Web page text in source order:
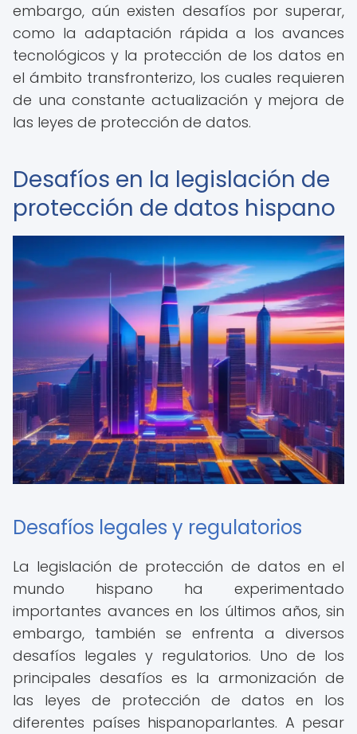
embargo, aún existen desafíos por superar,
como la adaptación rápida a los avances
tecnológicos y la protección de los datos en
el ámbito transfronterizo, los cuales requieren
de una constante actualización y mejora de
las leyes de protección de datos.
Desafíos en la legislación de
protección de datos hispano
Desafíos legales y regulatorios
La legislación de protección de datos en el
mundo hispano ha experimentado
importantes avances en los últimos años, sin
embargo, también se enfrenta a diversos
desafíos legales y regulatorios. Uno de los
principales desafíos es la armonización de
las leyes de protección de datos en los
diferentes países hispanoparlantes. A pesar